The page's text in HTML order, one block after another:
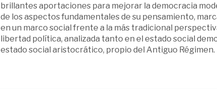
brillantes aportaciones para mejorar la democracia
de los aspectos fundamentales de su pensamiento,
en un marco social frente a la más tradicional
libertad política, analizada tanto en el estado social
estado social aristocrático, propio del Antiguo Régimen.